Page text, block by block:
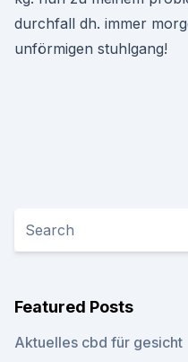
durchfall dh. immer
unförmigen stuhlgang!
Featured Posts
Aktuelles cbd für gesicht